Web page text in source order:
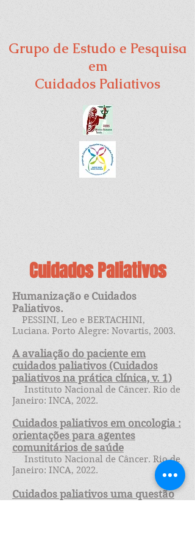
Grupo de Estudo e Pesquisa
em
Cuidados Paliativos
Cuidados Paliativos
Humanização e Cuidados
Paliativos.
PESSINI, Leo e BERTACHINI,
Luciana. Porto Alegre: Novartis, 2003.
A avaliação do paciente em
cuidados paliativos (Cuidados
paliativos na prática clínica, v. 1)
Instituto Nacional de Câncer. Rio de
Janeiro: INCA, 2022.
Cuidados paliativos em oncologia :
orientações para agentes
comunitários de saúde
Instituto Nacional de Câncer. Rio de
Janeiro: INCA, 2022.
Cuidados paliativos uma questão